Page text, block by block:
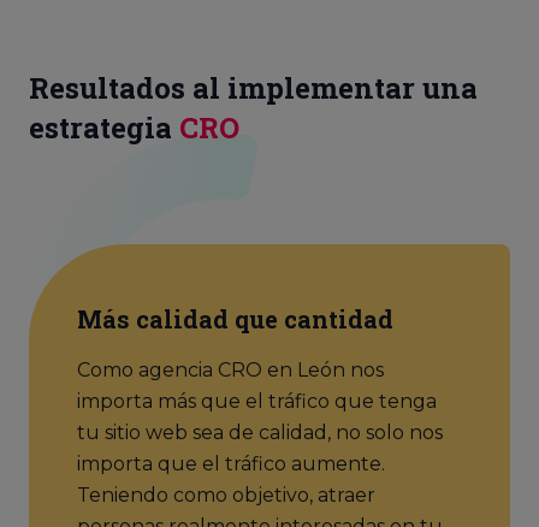
Resultados al implementar una
estrategia CRO
Más calidad que cantidad
Como agencia CRO en León nos
importa más que el tráfico que tenga
tu sitio web sea de calidad, no solo nos
importa que el tráfico aumente.
Teniendo como objetivo, atraer